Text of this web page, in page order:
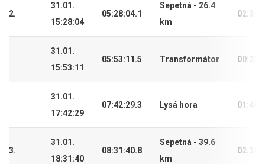
2.
31.01.
15:28:04
05:28:04.1
Sepetná - 26.4
km
31.01.
15:53:11
05:53:11.5 Transformátor
31.01.
17:42:29
07:42:29.3 Lysá hora
3.
31.01.
18:31:40
08:31:40.8
Sepetná - 39.6
km